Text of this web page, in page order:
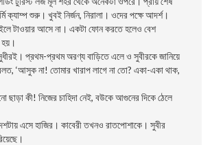
ক্যাম্প শুরু। খুবই নির্জন, নিরালা। ওদের পক্ষে আদর্শ।
টাওয়ার আসে না। একটা ফোন করতে হলেও বেশ
হয়।
প্রথম-প্রথম অরণ্য বাড়িতে এলে ও সুবীরকে জানিয়ে
‘আসুক না! তােমার খারাপ লাগে না তাে? একা-একা থাক,
ছাড়া কী! নিজের চাহিদা নেই, বউকে আগুনের দিকে ঠেলে
এসে হাজির। কাবেরী তখনও রাতপােশাকে। সুবীর